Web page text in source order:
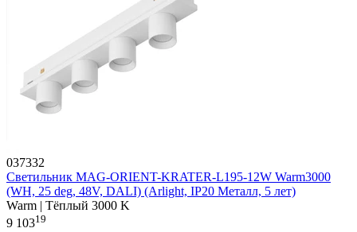
037332
Светильник MAG-ORIENT-KRATER-L195-12W Warm3000
(WH, 25 deg, 48V, DALI) (Arlight, IP20 Металл, 5 лет)
Warm | Тёплый 3000 K
9 10319